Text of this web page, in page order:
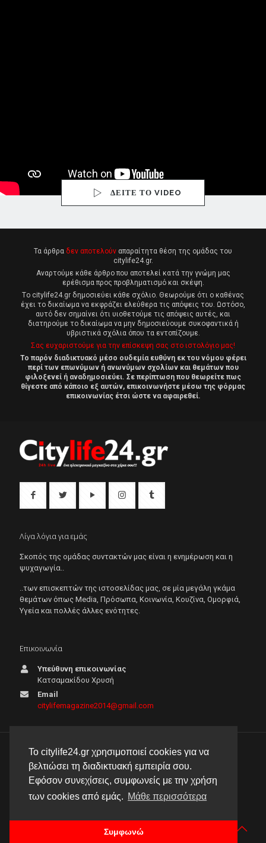
Το citylife24.gr χρησιμοποιεί cookies για να
βελτιώσει τη διαδικτυακή εμπειρία σου.
Εφόσον συνεχίσεις, συμφωνείς με την χρήση
των cookies από εμάς. Μάθε περισσότερα
Συμφωνώ
ΔΕΙΤΕ ΤΟ VIDEO
Τα άρθρα δεν αποτελούν απαραίτητα θέση της ομάδας του
citylife24.gr.
Αναρτούμε κάθε άρθρο που αποτελεί κατά την γνώμη μας
ερέθισμα προς προβληματισμό και σκέψη.
Tο citylife24.gr δημοσιεύει κάθε σχόλιο. Θεωρούμε ότι ο καθένας
έχει το δικαίωμα να εκφράζει ελεύθερα τις απόψεις του. Ωστόσο,
αυτό δεν σημαίνει ότι υιοθετούμε τις απόψεις αυτές, και
διατηρούμε το δικαίωμα να μην δημοσιεύουμε συκοφαντικά ή
υβριστικά σχόλια όπου τα εντοπίζουμε.
Σας ευχαριστούμε για την επίσκεψη σας στο ιστολόγιο μας!
Το παρόν διαδικτυακό μέσο ουδεμία ευθύνη εκ του νόμου φέρει
περί των επωνύμων ή ανωνύμων σχολίων και θεμάτων που
φιλοξενεί ή αναδημοσιεύει. Σε περίπτωση που θεωρείτε πως
θίγεστε από κάποιο εξ αυτών, επικοινωνήστε μέσω της φόρμας
επικοινωνίας έτσι ώστε να αφαιρεθεί.
Λίγα λόγια για εμάς
Σκοπός της ομάδας συντακτών μας είναι η ενημέρωση και η
ψυχαγωγία..
..των επισκεπτών της ιστοσελίδας μας, σε μία μεγάλη γκάμα
θεμάτων όπως Μedia, Πρόσωπα, Κοινωνία, Κουζίνα, Ομορφιά,
Υγεία και πολλές άλλες ενότητες.
Επικοινωνία
Υπεύθυνη επικοινωνίας
Κατσαμακίδου Χρυσή
Email
citylifemagazine2014@gmail.com
© 2026 City Life 24 | Με την επιφύλαξη κάθε νόμιμου
δικαιώματος |
Πολιτική απορρήτου
δημιουργία & φιλοξενία ιστοσελίδας bymanbiz isp